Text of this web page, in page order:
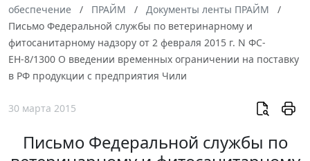
обеспечение
ПРАЙМ
Документы ленты ПРАЙМ
Письмо Федеральной службы по ветеринарному и
фитосанитарному надзору от 2 февраля 2015 г. N ФС-
ЕН-8/1300 О введении временных ограничении на поставку
в РФ продукции с предприятия Чили
30 марта 2015
Письмо Федеральной службы по